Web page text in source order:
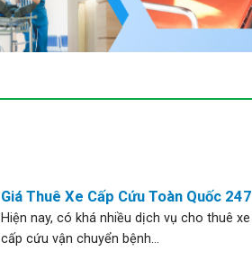
Giá Thuê Xe Cấp Cứu Toàn Quốc 247
Hiện nay, có khá nhiều dịch vụ cho thuê xe
cấp cứu vận chuyển bệnh...